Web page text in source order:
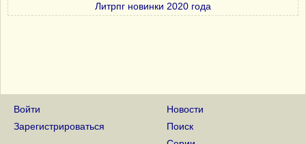
Литрпг новинки 2020 года
Войти
Зарегистрироваться
Новости
Поиск